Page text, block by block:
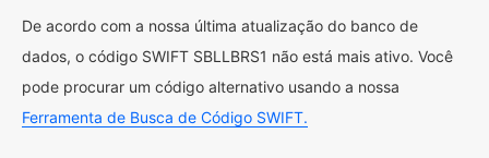
De acordo com a nossa última atualização do banco de
dados, o código SWIFT SBLLBRS1 não está mais ativo. Você
pode procurar um código alternativo usando a nossa
Ferramenta de Busca de Código SWIFT.